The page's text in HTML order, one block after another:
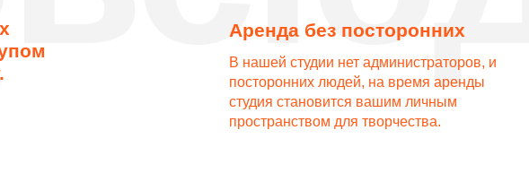
посторонних людей, на время аренды
пространством для творчества.
Франшиза